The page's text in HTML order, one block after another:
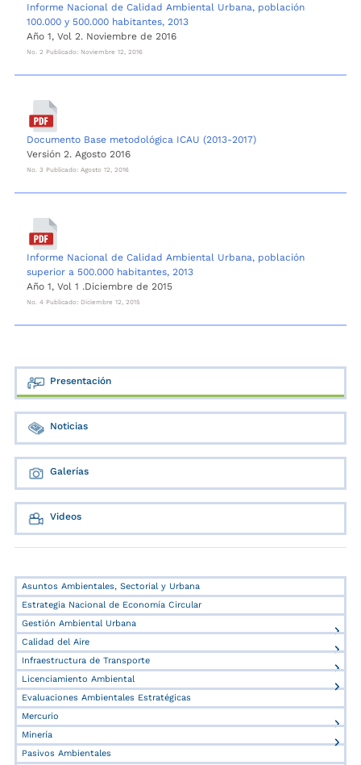
Informe Nacional de Calidad Ambiental Urbana, población
100.000 y 500.000 habitantes, 2013
Año 1, Vol 2. Noviembre de 2016
No. 2 Publicado: Noviembre 12, 2016
Documento Base metodológica ICAU (2013-2017)
Versión 2. Agosto 2016
No. 3 Publicado: Agosto 12, 2016
Informe Nacional de Calidad Ambiental Urbana, población
superior a 500.000 habitantes, 2013
Año 1, Vol 1 .Diciembre de 2015
No. 4 Publicado: Diciembre 12, 2015
Presentación
Noticias
Galerías
Videos
Asuntos Ambientales, Sectorial y Urbana
Estrategia Nacional de Economía Circular
Gestión Ambiental Urbana
Calidad del Aire
Infraestructura de Transporte
Licenciamiento Ambiental
Evaluaciones Ambientales Estratégicas
Mercurio
Minería
Pasivos Ambientales